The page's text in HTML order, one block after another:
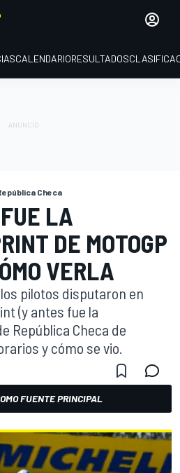
CALENDARIORESULTADOS
Checa
LA
DE MOTOGP
VERLA
pilotos disputaron en
(y antes fue la
República Checa de
y cómo se vio.
FUENTE PRINCIPAL